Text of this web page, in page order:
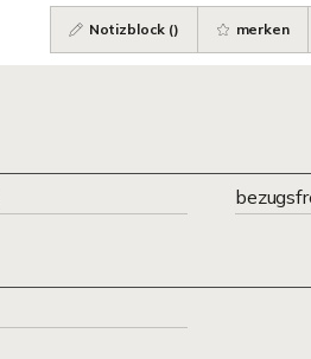
Notizblock () merken